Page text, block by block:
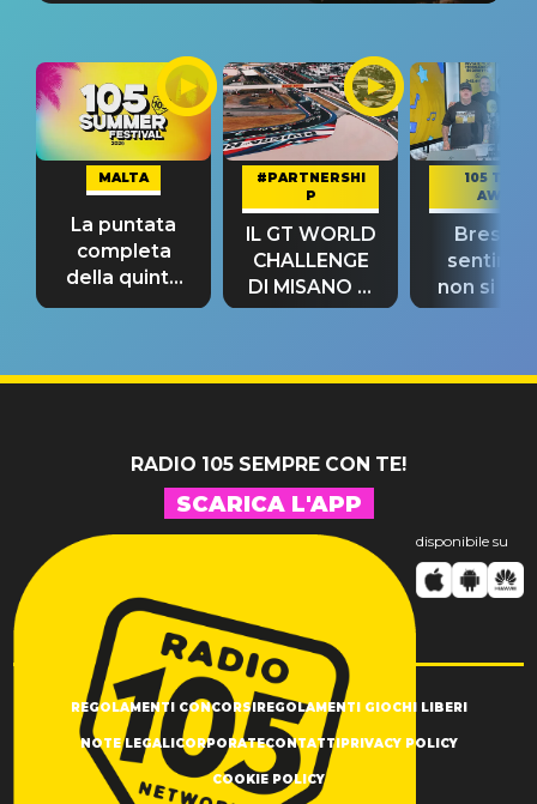
MALTA
La puntata
completa
della quinta
tappa
#PARTNERSHI
P
IL GT WORLD
CHALLENGE
DI MISANO si
riconferma
105 TAKE
AWAY
Bresh:
non si
fino alla
RADIO 105 SEMPRE CON TE!
SCARICA L'APP
disponibile su
REGOLAMENTI CONCORSIREGOLAMENTI GIOCHI LIBERI
NOTE LEGALICORPORATECONTATTIPRIVACY POLICY
COOKIE POLICY